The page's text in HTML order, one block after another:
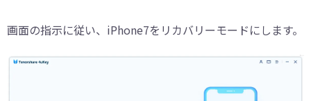
画面の指示に従い、iPhone7をリカバリーモードにします。